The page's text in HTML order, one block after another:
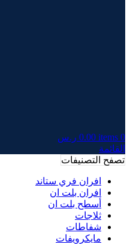
0
items
0.00 ر.س
القائمة
تصفح التصنيفات
افران فري ستاند
افران بلت ان
أسطح بلت ان
ثلاجات
شفاطات
مايكرويفات